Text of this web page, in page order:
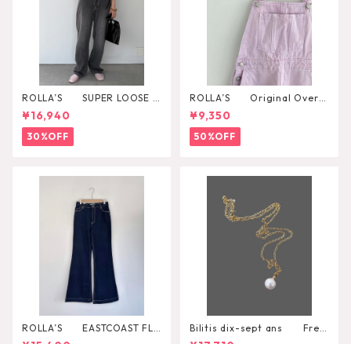
ROLLA’S SUPER LOOSE B
LACK STONE
¥16,940
30%OFF
ROLLA’S Original Overal
l¥9,350
50%OFF
ROLLA’S EASTCOAST FLA
RE AVA
Bilitis dix-sept ans Fres
h Pearl Pendant